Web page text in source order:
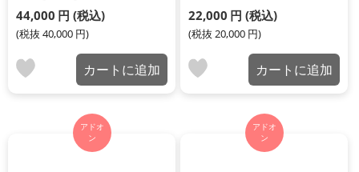
44,000 円 (税込)
(税抜 40,000 円)
カートに追加
22,000 円 (税込)
(税抜 20,000 円)
カートに追加
アドオ
ン
アドオ
ン